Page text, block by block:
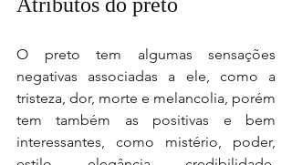
O preto tem algumas sensações
negativas associadas a ele, como a
tristeza, dor, morte e melancolia, porém
tem também as positivas e bem
interessantes, como mistério, poder,